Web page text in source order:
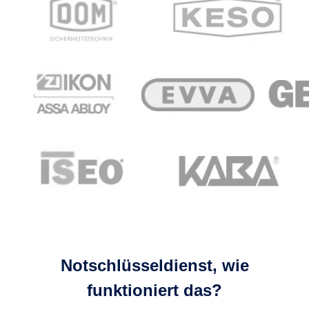
Notschlüsseldienst, wie
funktioniert das?